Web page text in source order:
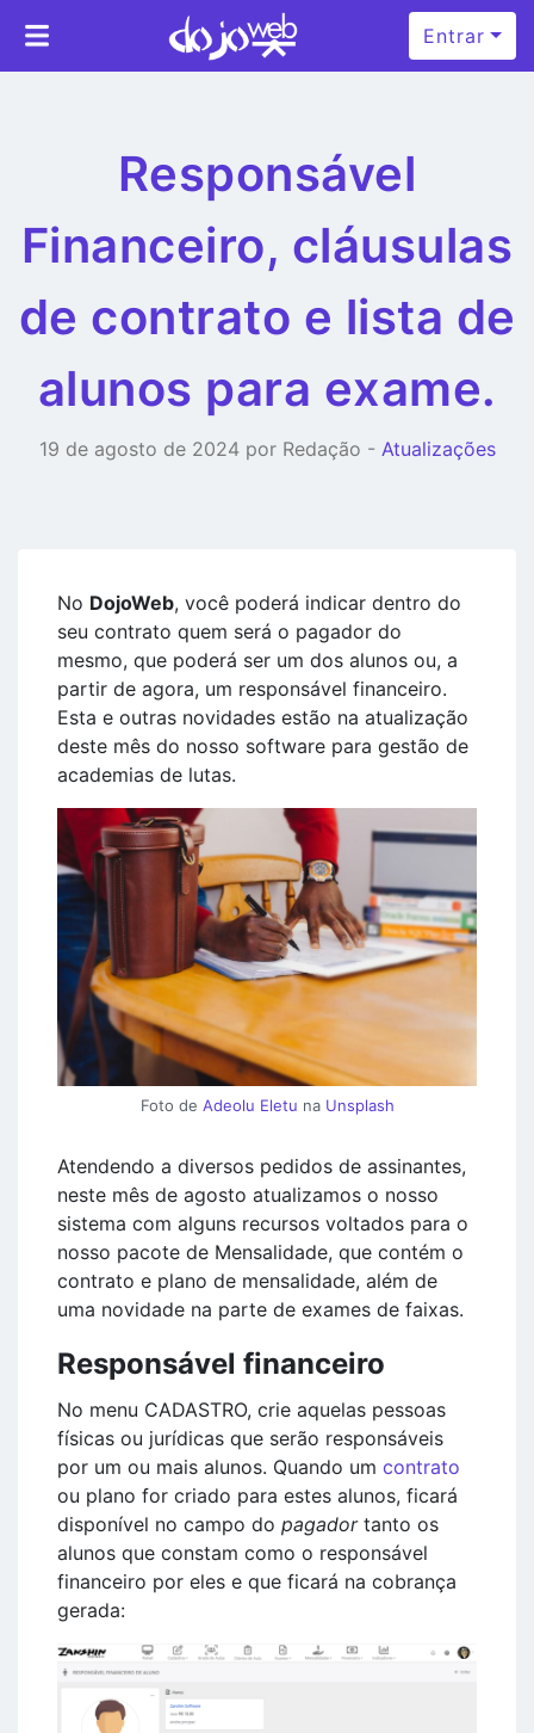
Entrar
Responsável
Financeiro, cláusulas
de contrato e lista de
alunos para exame.
19 de agosto de 2024 por Redação - Atualizações
No DojoWeb, você poderá indicar dentro do
seu contrato quem será o pagador do
mesmo, que poderá ser um dos alunos ou, a
partir de agora, um responsável financeiro.
Esta e outras novidades estão na atualização
deste mês do nosso software para gestão de
academias de lutas.
Foto de Adeolu Eletu na Unsplash
Atendendo a diversos pedidos de assinantes,
neste mês de agosto atualizamos o nosso
sistema com alguns recursos voltados para o
nosso pacote de Mensalidade, que contém o
contrato e plano de mensalidade, além de
uma novidade na parte de exames de faixas.
Responsável financeiro
No menu CADASTRO, crie aquelas pessoas
físicas ou jurídicas que serão responsáveis
por um ou mais alunos. Quando um contrato
ou plano for criado para estes alunos, ficará
disponível no campo do pagador tanto os
alunos que constam como o responsável
financeiro por eles e que ficará na cobrança
gerada: